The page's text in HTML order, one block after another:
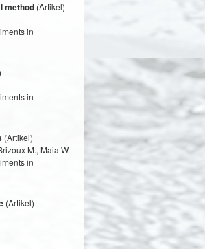
method(Artikel)
in
in
(Artikel)
M., Maia W.
in
(Artikel)